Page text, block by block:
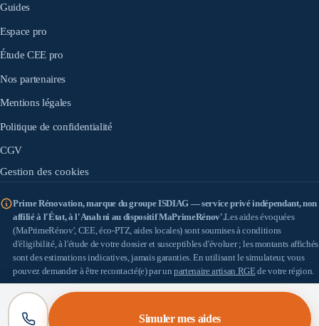
Guides
Espace pro
Étude CEE pro
Nos partenaires
Mentions légales
Politique de confidentialité
CGV
Gestion des cookies
Prime Rénovation, marque du groupe ISDIAG — service privé indépendant, non
affilié à l'État, à l'Anah ni au dispositif MaPrimeRénov'.Les aides évoquées
(MaPrimeRénov', CEE, éco-PTZ, aides locales) sont soumises à conditions
d'éligibilité, à l'étude de votre dossier et susceptibles d'évoluer ; les montants affichés
sont des estimations indicatives, jamais garanties. En utilisant le simulateur, vous
pouvez demander à être recontacté(e) par un partenaire artisan RGEde votre région.
IS DIAG
(SASU au capital de 100 €) — SIRET 898 933 353 00010 — Siège : 18 allée
Léon Paul Fargue, 95200 Sarcelles — TVA : FR57898933353 — Médiateur de la
Simuler mes aides